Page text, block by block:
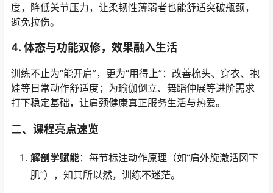
度，降低关节压力，让柔韧性薄弱者也能舒适突破瓶颈，
避免拉伤。
4. 体态与功能双修，效果融入生活
训练不止为“能开肩”，更为“用得上”：改善梳头、穿衣、抱
娃等日常动作舒适度；为瑜伽倒立、舞蹈伸展等进阶需求
打下稳定基础，让肩颈健康真正服务生活与热爱。
二、课程亮点速览
解剖学赋能：每节标注动作原理（如“肩外旋激活冈下
肌”），知其所以然，训练不迷茫。